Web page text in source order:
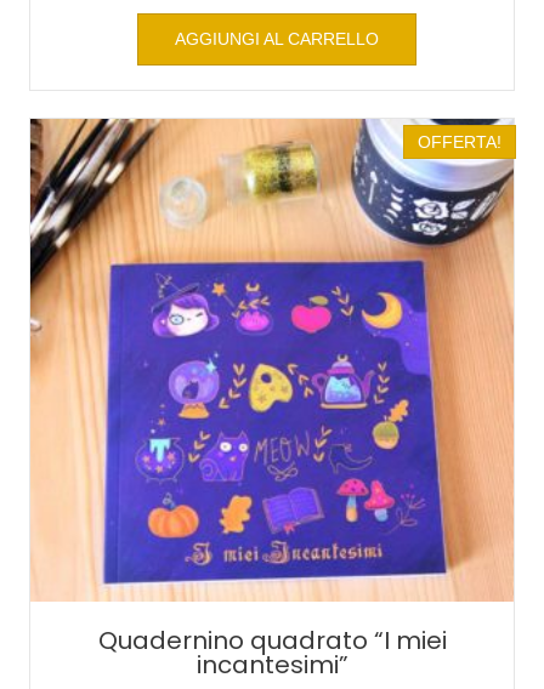
AGGIUNGI AL CARRELLO
OFFERTA!
Quadernino quadrato “I miei
incantesimi”